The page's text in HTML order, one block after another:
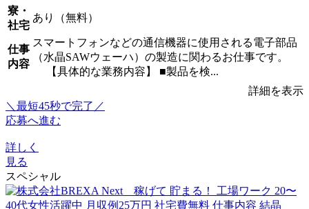
寮・
社宅
あり（無料）
仕事
内容
スマートフォンなどの通信機器に使用される電子部品
（水晶SAWウェーハ）の製造に関わるお仕事です。
【具体的な業務内容】 ■製品を検...
詳細を表示
＼最短45秒で完了／
応募へ進む
詳しく
見る
スペシャル